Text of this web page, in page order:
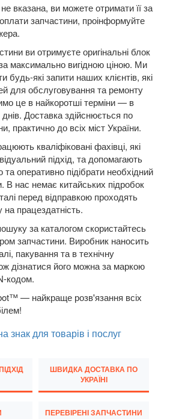
BWY, B4Y)
E
V348)
(V227, TC7, PU2)
вказана, ви можете отримати її за
запчастини, проінформуйте
ви отримуєте оригінальні блок
максимально вигідною ціною. Ми
будь-які запити наших клієнтів, які
для обслуговування та ремонту
це в найкоротші терміни — в
Доставка здійснюється по
практично до всіх міст України.
кваліфіковані фахівці, які
підхід, та допомагають
оперативно підібрати необхідний
В нас немає китайських підробок
перед відправкою проходять
на працездатність.
за каталогом скористайтесь
запчастини. Виробник наносить
пакування та в технічну
дізнатися його можна за маркою
кодом.
— найкраще розв'язання всіх
знак для товарів і послуг
ШВИДКА ДОСТАВКА ПО
УКРАЇНІ
ПЕРЕВІРЕНІ ЗАПЧАСТИНИ